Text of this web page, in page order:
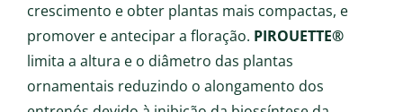
crescimento e obter plantas mais compactas, e
promover e antecipar a floração. PIROUETTE®
limita a altura e o diâmetro das plantas
ornamentais reduzindo o alongamento dos